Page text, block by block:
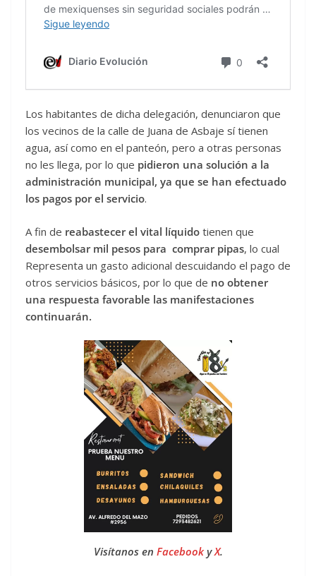
Los habitantes de dicha delegación, denunciaron que
los vecinos de la calle de Juana de Asbaje sí tienen
agua, así como en el panteón, pero a otras personas
no les llega, por lo que pidieron una solución a la
administración municipal, ya que se han efectuado
los pagos por el servicio.
A fin de reabastecer el vital líquido tienen que
desembolsar mil pesos para comprar pipas, lo cual
Representa un gasto adicional descuidando el pago de
otros servicios básicos, por lo que de no obtener
una respuesta favorable las manifestaciones
continuarán.
Visítanos en FacebookyX.